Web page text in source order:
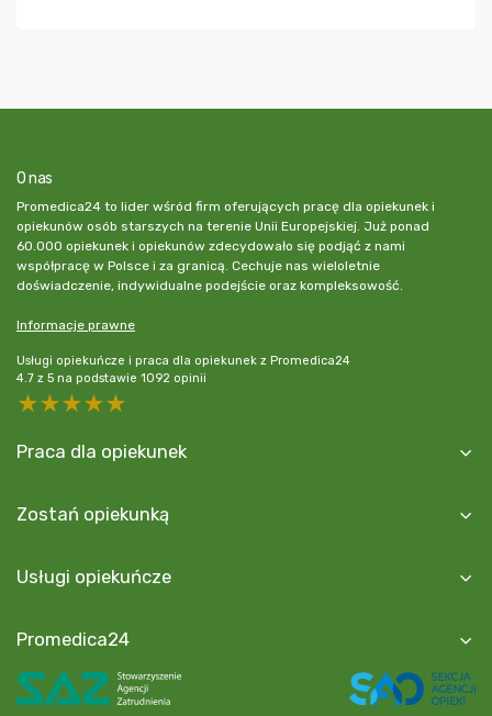
O nas
Promedica24 to lider wśród firm oferujących pracę dla opiekunek i
opiekunów osób starszych na terenie Unii Europejskiej. Już ponad
60.000 opiekunek i opiekunów zdecydowało się podjąć z nami
współpracę w Polsce i za granicą. Cechuje nas wieloletnie
doświadczenie, indywidualne podejście oraz kompleksowość.
Informacje prawne
Usługi opiekuńcze i praca dla opiekunek z Promedica24
4.7 z 5 na podstawie 1092 opinii
5 stars
4 stars
3 stars
2 stars
Praca dla opiekunek
Zostań opiekunką
Usługi opiekuńcze
Promedica24